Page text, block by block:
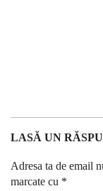
LASĂ UN
Adresa ta de email
marcate cu *